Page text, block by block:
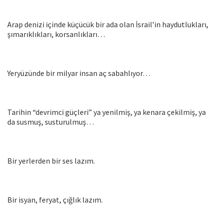
Arap denizi içinde küçücük bir ada olan İsrail’in haydutlukları,
şımarıklıkları, korsanlıkları…
Yeryüzünde bir milyar insan aç sabahlıyor…
Tarihin “devrimci güçleri” ya yenilmiş, ya kenara çekilmiş, ya
da susmuş, susturulmuş…
Bir yerlerden bir ses lazım.
Bir isyan, feryat, çığlık lazım.